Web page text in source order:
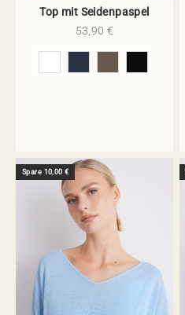
Top mit Seidenpaspel
Angebot
53,90 €
Spare 10,00 €